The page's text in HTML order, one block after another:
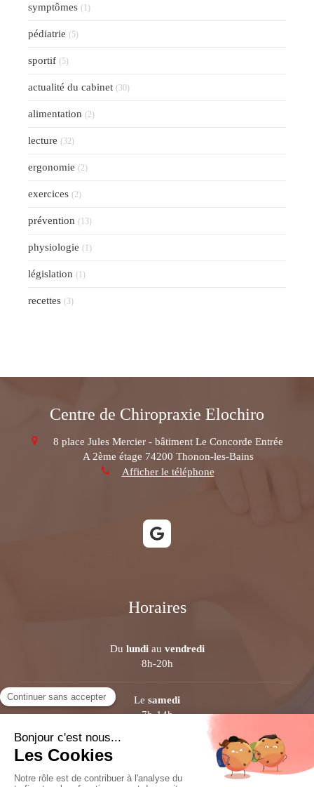
symptômes (1)
pédiatrie (5)
sportif (5)
actualité du cabinet (30)
alimentation (2)
lecture (32)
ergonomie (2)
exercices (2)
prévention (13)
physiologie (1)
législation (1)
recettes (3)
Centre de Chiropraxie Elochiro
8 place Jules Mercier - bâtiment Le Concorde Entrée
A 2ème étage 74200 Thonon-les-Bains
Afficher le téléphone
Horaires
Du lundiau vendredi
8h-20h
Le samedi
7h-14h